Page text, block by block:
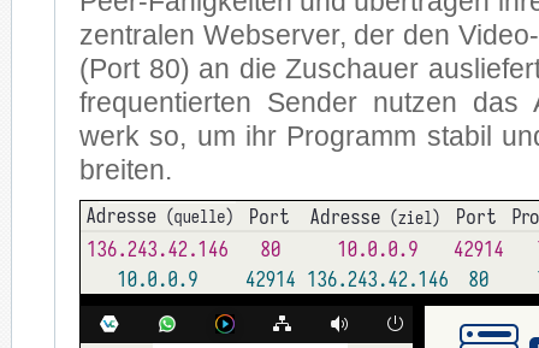
zen­tra­len Web­ser­ver, der den
(Port 80) an die Zu­schau­er
fre­quen­tier­ten Sen­der nut­zen das
werk so, um ihr Pro­gramm sta­bil
brei­ten.